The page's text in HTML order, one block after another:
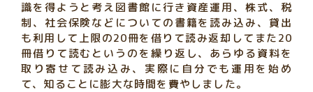
識を得ようと考え図書館に行き資産運用、株式、税
制、社会保険などについての書籍を読み込み、貸出
も利用して上限の20冊を借りて読み返却してまた20
冊借りて読むというのを繰り返し、あらゆる資料を
取り寄せて読み込み、実際に自分でも運用を始め
て、知ることに膨大な時間を費やしました。